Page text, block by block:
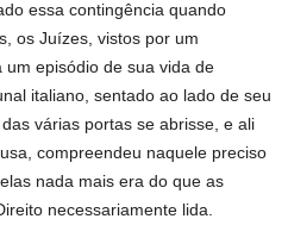
essa contingência quando
os Juízes, vistos por um
um episódio de sua vida de
italiano, sentado ao lado de seu
várias portas se abrisse, e ali
compreendeu naquele preciso
nada mais era do que as
necessariamente lida.